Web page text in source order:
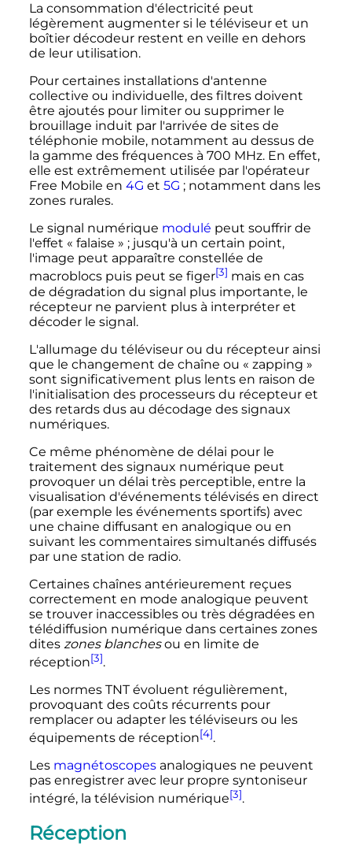
La consommation d'électricité peut
légèrement augmenter si le téléviseur et un
boîtier décodeur restent en veille en dehors
de leur utilisation.
Pour certaines installations d'antenne
collective ou individuelle, des filtres doivent
être ajoutés pour limiter ou supprimer le
brouillage induit par l'arrivée de sites de
téléphonie mobile, notamment au dessus de
la gamme des fréquences à 700 MHz. En effet,
elle est extrêmement utilisée par l'opérateur
Free Mobile en 4G et 5G ; notamment dans les
zones rurales.
Le signal numérique modulé peut souffrir de
l'effet « falaise » ; jusqu'à un certain point,
l'image peut apparaître constellée de
macroblocs puis peut se figer[3] mais en cas
de dégradation du signal plus importante, le
récepteur ne parvient plus à interpréter et
décoder le signal.
L'allumage du téléviseur ou du récepteur ainsi
que le changement de chaîne ou « zapping »
sont significativement plus lents en raison de
l'initialisation des processeurs du récepteur et
des retards dus au décodage des signaux
numériques.
Ce même phénomène de délai pour le
traitement des signaux numérique peut
provoquer un délai très perceptible, entre la
visualisation d'événements télévisés en direct
(par exemple les événements sportifs) avec
une chaine diffusant en analogique ou en
suivant les commentaires simultanés diffusés
par une station de radio.
Certaines chaînes antérieurement reçues
correctement en mode analogique peuvent
se trouver inaccessibles ou très dégradées en
télédiffusion numérique dans certaines zones
dites zones blanchesou en limite de
réception[3].
Les normes TNT évoluent régulièrement,
provoquant des coûts récurrents pour
remplacer ou adapter les téléviseurs ou les
équipements de réception[4].
Les magnétoscopesanalogiques ne peuvent
pas enregistrer avec leur propre syntoniseur
intégré, la télévision numérique[3].
Réception